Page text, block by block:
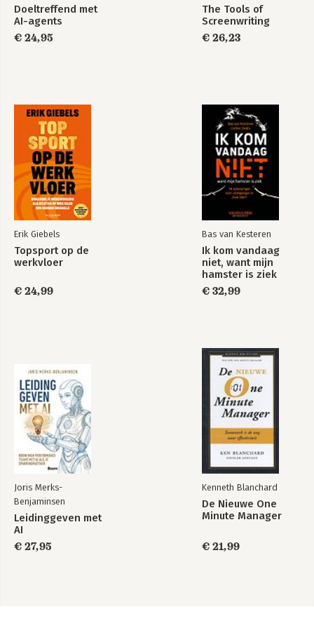
Bekijk alle boeken
Doeltreffend met
AI-agents
€ 24,95
The Tools of
Screenwriting
€ 26,23
Erik Giebels
Topsport op de
werkvloer
€ 24,99
Bas van Kesteren
Ik kom vandaag
niet, want mijn
hamster is ziek
€ 32,99
Joris Merks-
Benjaminsen
Leidinggeven met
AI
€ 27,95
Kenneth Blanchard
De Nieuwe One
Minute Manager
€ 21,99